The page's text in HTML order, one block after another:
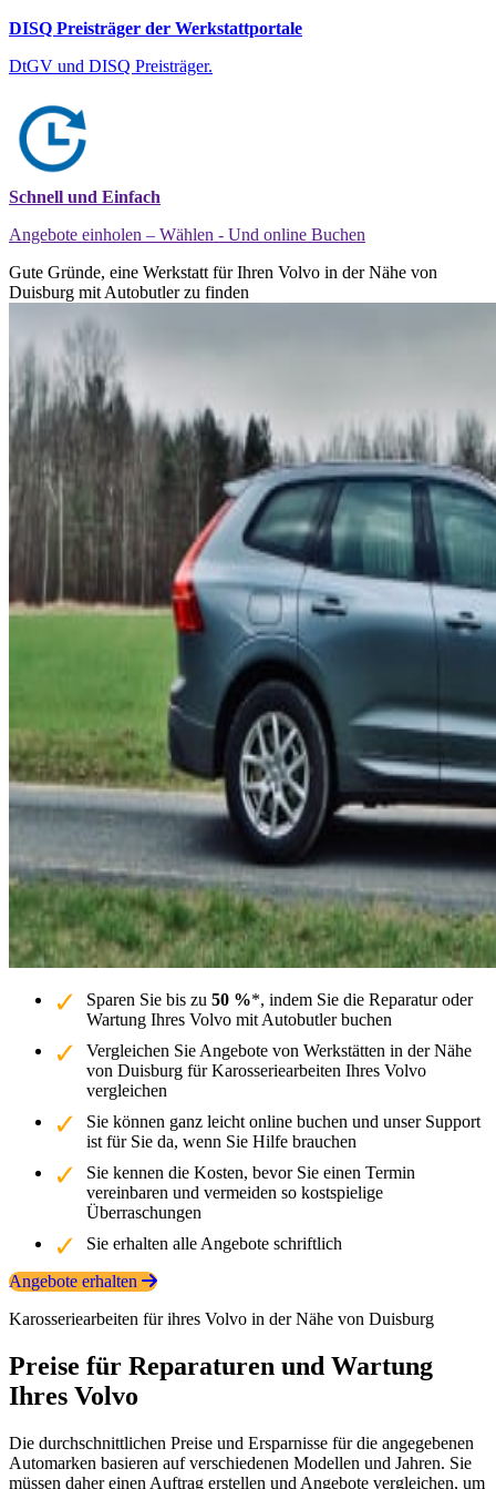
DISQ Preisträger der Werkstattportale
DtGV und DISQ Preisträger.
Schnell und Einfach
Angebote einholen – Wählen - Und online Buchen
Gute Gründe, eine Werkstatt für Ihren Volvo in der Nähe von
Duisburg mit Autobutler zu finden
Sparen Sie bis zu 50 %*, indem Sie die Reparatur oder
Wartung Ihres Volvo mit Autobutler buchen
Vergleichen Sie Angebote von Werkstätten in der Nähe
von Duisburg für Karosseriearbeiten Ihres Volvo
vergleichen
Sie können ganz leicht online buchen und unser Support
ist für Sie da, wenn Sie Hilfe brauchen
Sie kennen die Kosten, bevor Sie einen Termin
vereinbaren und vermeiden so kostspielige
Überraschungen
Sie erhalten alle Angebote schriftlich
Angebote erhalten
Karosseriearbeiten für ihres Volvo in der Nähe von Duisburg
Preise für Reparaturen und Wartung
Ihres Volvo
Die durchschnittlichen Preise und Ersparnisse für die angegebenen
Automarken basieren auf verschiedenen Modellen und Jahren. Sie
müssen daher einen Auftrag erstellen und Angebote vergleichen, um